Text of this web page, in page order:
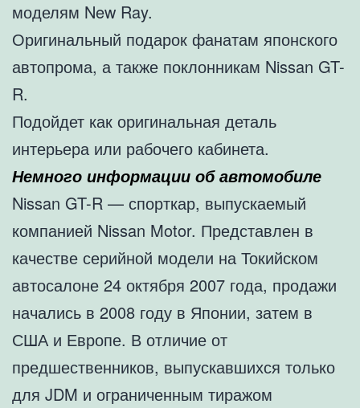
моделям New Ray.
Оригинальный подарок фанатам японского
автопрома, а также поклонникам Nissan GT-
R.
Подойдет как оригинальная деталь
интерьера или рабочего кабинета.
Немного информации об автомобиле
Nissan GT-R — спорткар, выпускаемый
компанией Nissan Motor. Представлен в
качестве серийной модели на Токийском
автосалоне 24 октября 2007 года, продажи
начались в 2008 году в Японии, затем в
США и Европе. В отличие от
предшественников, выпускавшихся только
для JDM и ограниченным тиражом